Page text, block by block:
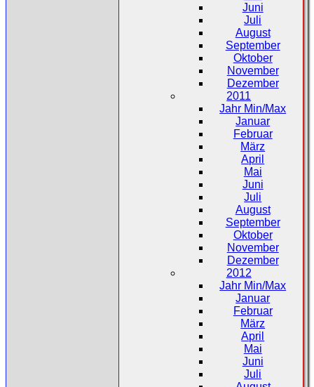
Juni
Juli
August
September
Oktober
November
Dezember
2011
Jahr Min/Max
Januar
Februar
März
April
Mai
Juni
Juli
August
September
Oktober
November
Dezember
2012
Jahr Min/Max
Januar
Februar
März
April
Mai
Juni
Juli